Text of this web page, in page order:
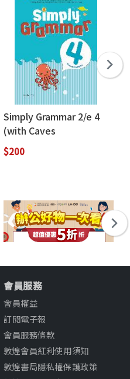
Simply Grammar 2/e 4
(with Caves
WebSource)
$200
會員服務
會員權益
訂閱電子報
會員服務條款
敦煌會員紅利使用須知
敦煌書局隱私權保護政策